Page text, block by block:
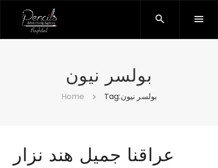
بولسر نيون
Home Tag:بولسر نيون
عراقنا جميل هند نزار